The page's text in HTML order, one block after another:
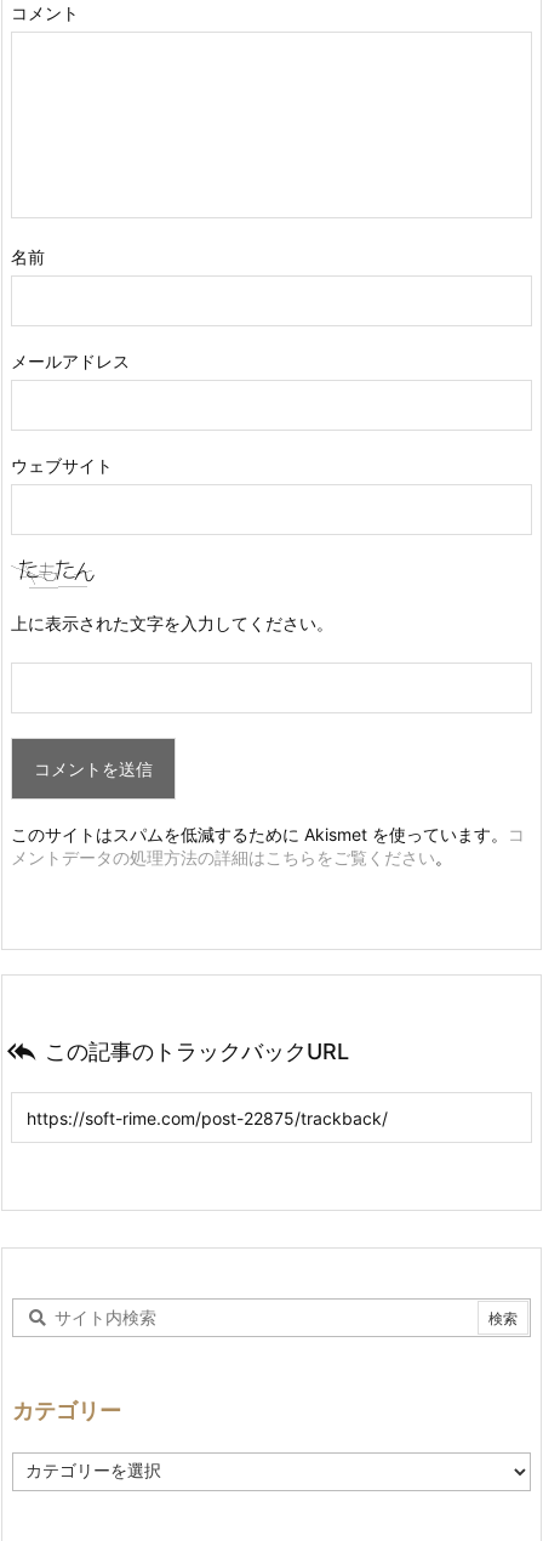
コメント
名前
メールアドレス
ウェブサイト
上に表示された文字を入力してください。
このサイトはスパムを低減するために Akismet を使っています。
コ
メントデータの処理方法の詳細はこちらをご覧ください。
 この記事のトラックバックURL
カテゴリー
テ